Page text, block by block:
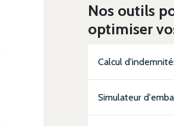
Nos outils
optimiser
Calcul
Simulateur